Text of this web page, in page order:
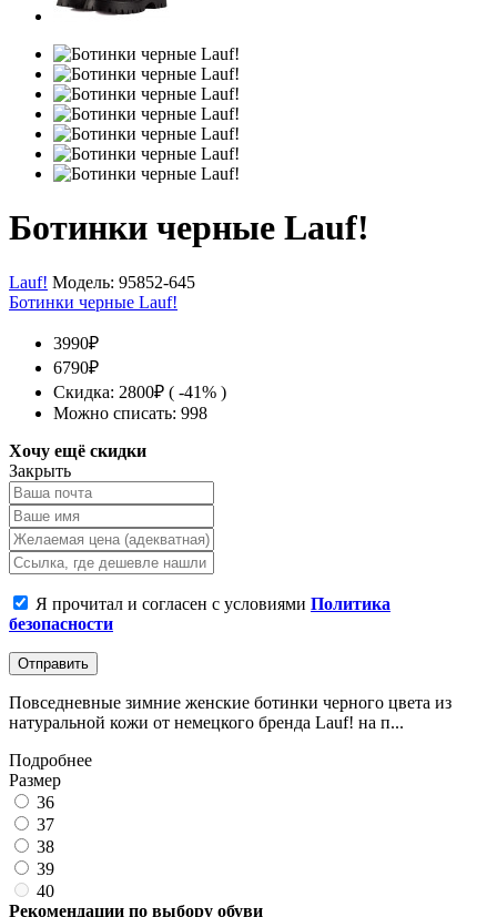
Ботинки черные Lauf!
Lauf! Модель: 95852-645
Ботинки черные Lauf!
3990₽
6790₽
Скидка: 2800₽ ( -41% )
Можно списать: 998
Хочу ещё скидки
Закрыть
Я прочитал и согласен с условиями Политика
безопасности
Отправить
Повседневные зимние женские ботинки черного цвета из
натуральной кожи от немецкого бренда Lauf! на п...
Подробнее
Размер
36
37
38
39
40
Рекомендации по выбору обуви